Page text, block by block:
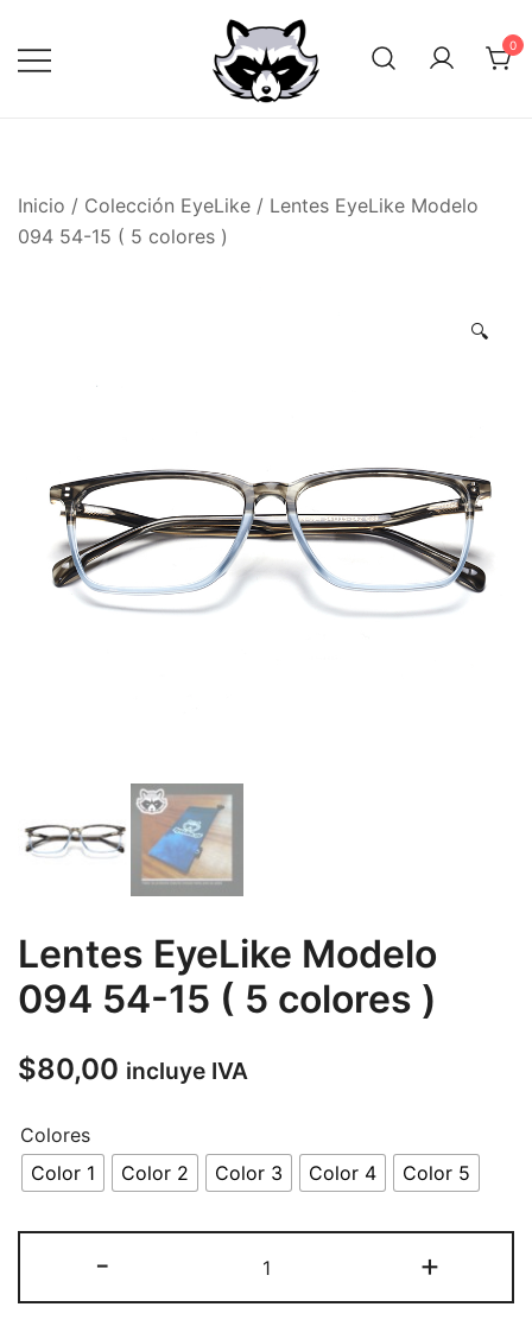
contenido
0
Inicio / Colección EyeLike / Lentes EyeLike Modelo
094 54-15 ( 5 colores )
🔍
Lentes EyeLike Modelo
094 54-15 ( 5 colores )
$80,00 incluye IVA
Colores
Color 1
Color 2 Color 3 Color 4 Color 5
-
EyeLike
Modelo
+